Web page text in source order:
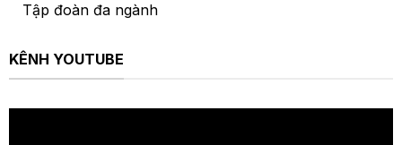
Tập đoàn đa ngành
KÊNH YOUTUBE